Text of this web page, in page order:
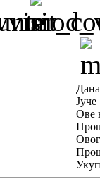
Јуче
Ове